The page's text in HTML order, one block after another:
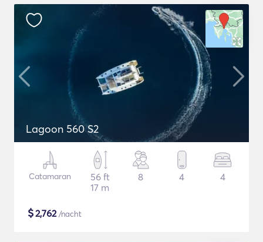
Lagoon 560 S2
Catamaran
56 ft
17 m
8 4 4
$2,762/nacht